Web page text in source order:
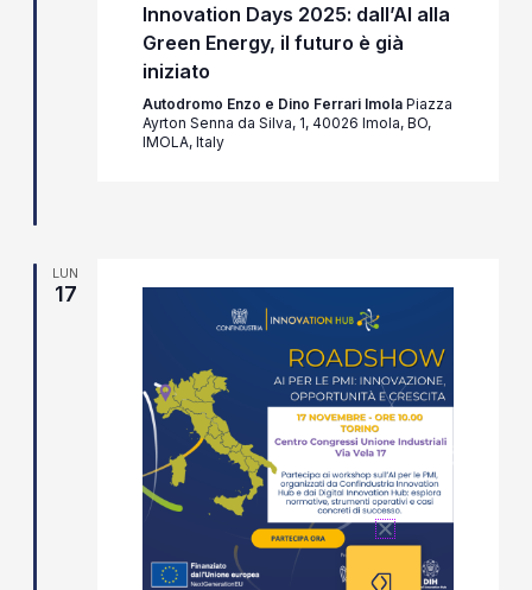
Innovation Days 2025: dall’AI alla
Green Energy, il futuro è già
iniziato
Autodromo Enzo e Dino Ferrari Imola Piazza
Ayrton Senna da Silva, 1, 40026 Imola, BO,
IMOLA, Italy
LUN
17